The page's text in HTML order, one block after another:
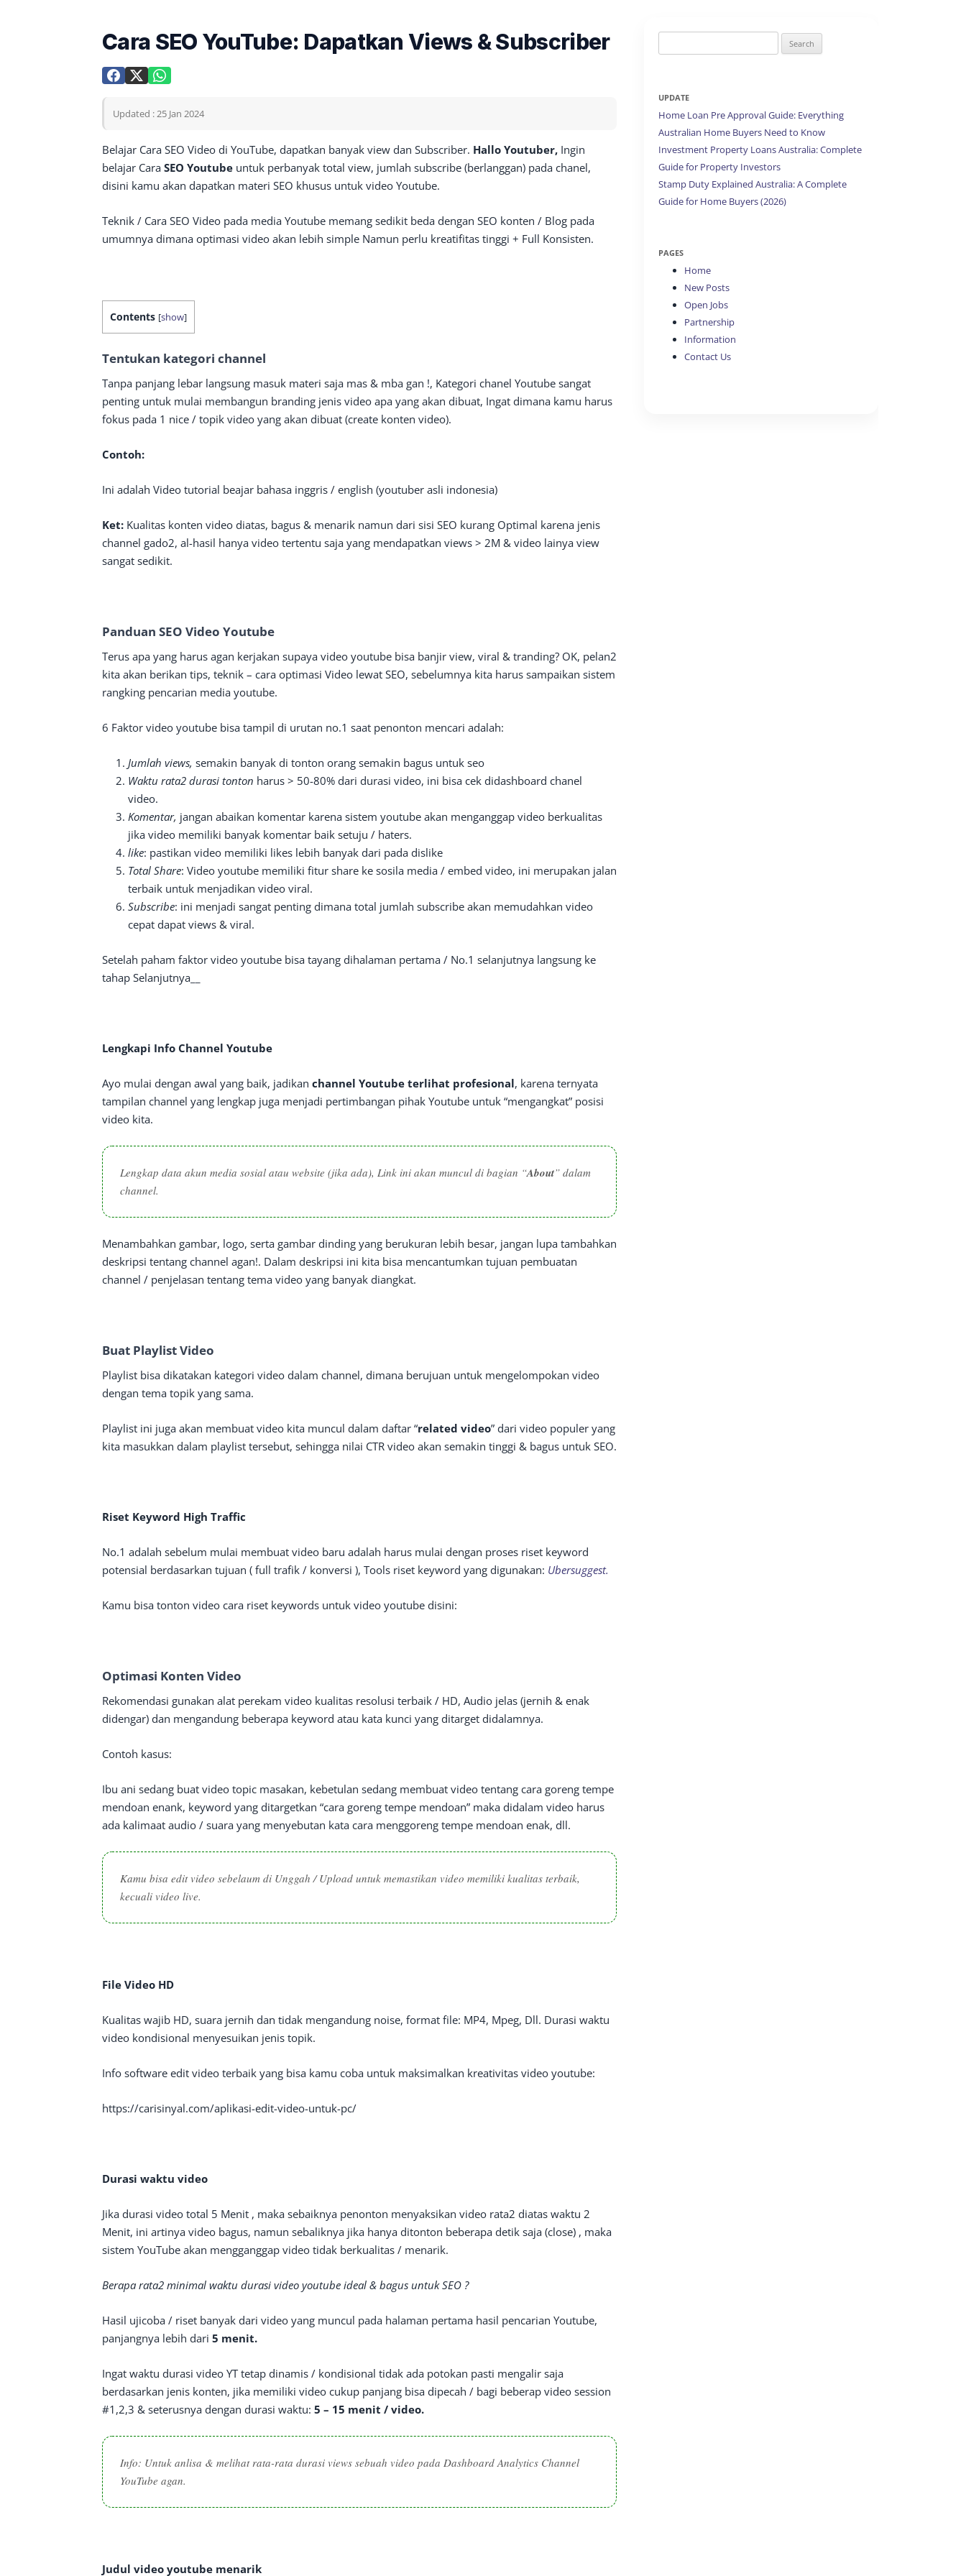
Cara SEO YouTube: Dapatkan Views & Subscriber
Updated : 25 Jan 2024
Belajar Cara SEO Video di YouTube, dapatkan banyak view dan Subscriber. Hallo Youtuber, Ingin
belajar Cara SEO Youtube untuk perbanyak total view, jumlah subscribe (berlanggan) pada chanel,
disini kamu akan dapatkan materi SEO khusus untuk video Youtube.
Teknik / Cara SEO Video pada media Youtube memang sedikit beda dengan SEO konten / Blog pada
umumnya dimana optimasi video akan lebih simple Namun perlu kreatifitas tinggi + Full Konsisten.
Contents [show]
Tentukan kategori channel
Tanpa panjang lebar langsung masuk materi saja mas & mba gan !, Kategori chanel Youtube sangat
penting untuk mulai membangun branding jenis video apa yang akan dibuat, Ingat dimana kamu harus
fokus pada 1 nice / topik video yang akan dibuat (create konten video).
Contoh:
Ini adalah Video tutorial beajar bahasa inggris / english (youtuber asli indonesia)
Ket: Kualitas konten video diatas, bagus & menarik namun dari sisi SEO kurang Optimal karena jenis
channel gado2, al-hasil hanya video tertentu saja yang mendapatkan views > 2M & video lainya view
sangat sedikit.
Panduan SEO Video Youtube
Terus apa yang harus agan kerjakan supaya video youtube bisa banjir view, viral & tranding? OK, pelan2
kita akan berikan tips, teknik – cara optimasi Video lewat SEO, sebelumnya kita harus sampaikan sistem
rangking pencarian media youtube.
6 Faktor video youtube bisa tampil di urutan no.1 saat penonton mencari adalah:
Jumlah views, semakin banyak di tonton orang semakin bagus untuk seo
Waktu rata2 durasi tonton harus > 50-80% dari durasi video, ini bisa cek didashboard chanel
video.
Komentar, jangan abaikan komentar karena sistem youtube akan menganggap video berkualitas
jika video memiliki banyak komentar baik setuju / haters.
like: pastikan video memiliki likes lebih banyak dari pada dislike
Total Share: Video youtube memiliki fitur share ke sosila media / embed video, ini merupakan jalan
terbaik untuk menjadikan video viral.
Subscribe: ini menjadi sangat penting dimana total jumlah subscribe akan memudahkan video
cepat dapat views & viral.
Setelah paham faktor video youtube bisa tayang dihalaman pertama / No.1 selanjutnya langsung ke
tahap Selanjutnya__
Lengkapi Info Channel Youtube
Ayo mulai dengan awal yang baik, jadikan channel Youtube terlihat profesional, karena ternyata
tampilan channel yang lengkap juga menjadi pertimbangan pihak Youtube untuk “mengangkat” posisi
video kita.
Lengkap data akun media sosial atau website (jika ada), Link ini akan muncul di bagian “About” dalam
channel.
Menambahkan gambar, logo, serta gambar dinding yang berukuran lebih besar, jangan lupa tambahkan
deskripsi tentang channel agan!. Dalam deskripsi ini kita bisa mencantumkan tujuan pembuatan
channel / penjelasan tentang tema video yang banyak diangkat.
Buat Playlist Video
Playlist bisa dikatakan kategori video dalam channel, dimana berujuan untuk mengelompokan video
dengan tema topik yang sama.
Playlist ini juga akan membuat video kita muncul dalam daftar “related video” dari video populer yang
kita masukkan dalam playlist tersebut, sehingga nilai CTR video akan semakin tinggi & bagus untuk SEO.
Riset Keyword High Traffic
No.1 adalah sebelum mulai membuat video baru adalah harus mulai dengan proses riset keyword
potensial berdasarkan tujuan ( full trafik / konversi ), Tools riset keyword yang digunakan: Ubersuggest.
Kamu bisa tonton video cara riset keywords untuk video youtube disini:
Optimasi Konten Video
Rekomendasi gunakan alat perekam video kualitas resolusi terbaik / HD, Audio jelas (jernih & enak
didengar) dan mengandung beberapa keyword atau kata kunci yang ditarget didalamnya.
Contoh kasus:
Ibu ani sedang buat video topic masakan, kebetulan sedang membuat video tentang cara goreng tempe
mendoan enank, keyword yang ditargetkan “cara goreng tempe mendoan” maka didalam video harus
ada kalimaat audio / suara yang menyebutan kata cara menggoreng tempe mendoan enak, dll.
Kamu bisa edit video sebelaum di Unggah / Upload untuk memastikan video memiliki kualitas terbaik,
kecuali video live.
File Video HD
Kualitas wajib HD, suara jernih dan tidak mengandung noise, format file: MP4, Mpeg, Dll. Durasi waktu
video kondisional menyesuikan jenis topik.
Info software edit video terbaik yang bisa kamu coba untuk maksimalkan kreativitas video youtube:
https://carisinyal.com/aplikasi-edit-video-untuk-pc/
Durasi waktu video
Jika durasi video total 5 Menit , maka sebaiknya penonton menyaksikan video rata2 diatas waktu 2
Menit, ini artinya video bagus, namun sebaliknya jika hanya ditonton beberapa detik saja (close) , maka
sistem YouTube akan mengganggap video tidak berkualitas / menarik.
Berapa rata2 minimal waktu durasi video youtube ideal & bagus untuk SEO ?
Hasil ujicoba / riset banyak dari video yang muncul pada halaman pertama hasil pencarian Youtube,
panjangnya lebih dari 5 menit.
Ingat waktu durasi video YT tetap dinamis / kondisional tidak ada potokan pasti mengalir saja
berdasarkan jenis konten, jika memiliki video cukup panjang bisa dipecah / bagi beberap video session
#1,2,3 & seterusnya dengan durasi waktu: 5 – 15 menit / video.
Info: Untuk anlisa & melihat rata-rata durasi views sebuah video pada Dashboard Analytics Channel
YouTube agan.
Judul video youtube menarik
for:
UPDATE
Home Loan Pre Approval Guide: Everything
Australian Home Buyers Need to Know
Investment Property Loans Australia: Complete
Guide for Property Investors
Stamp Duty Explained Australia: A Complete
Guide for Home Buyers (2026)
PAGES
Home
New Posts
Open Jobs
Partnership
Information
Contact Us